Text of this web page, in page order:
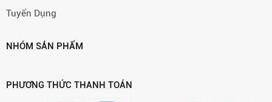
Tuyển Dụng
NHÓM SẢN PHẨM
PHƯƠNG THỨC THANH TOÁN